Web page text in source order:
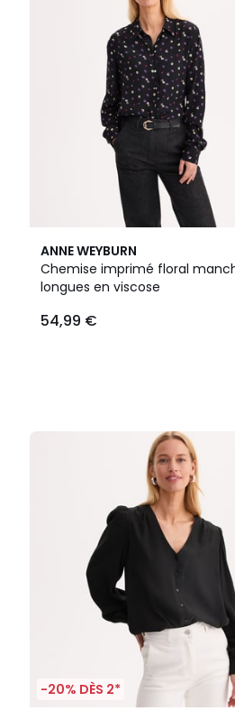
ANNE WEYBURN
Chemise imprimé floral
longues en viscose
54,99 €
-20% DÈS 2*